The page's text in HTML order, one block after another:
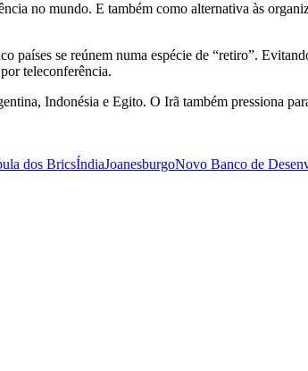
no mundo. E também como alternativa às
se reúnem numa espécie de “retiro”.
teleconferência.
Indonésia e Egito. O Irã também pressiona
dos BricsÍndiaJoanesburgoNovo Banco de